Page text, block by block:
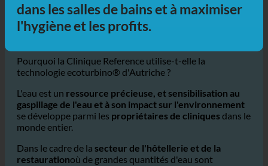
d'eau, d'eau chaude et d'eaux usées
dans les salles de bains et à maximiser
l'hygiène et les profits.
technologie ecoturbino® d'Autriche ?
L'eau est unressource précieuse, et sensibilisation au
gaspillage de l'eau et à son impact sur l'environnement
monde entier.